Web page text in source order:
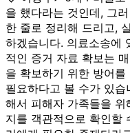
을 했다라는 것인데, 그
한 줄로 정리해 드리고,
하겠습니다. 의료소송에
적인 증거 자료 확보는
을 확보하기 위한 방어
필요하다고 볼 수가 있
해서 피해자 가족들을
지를 객관적으로 확인할